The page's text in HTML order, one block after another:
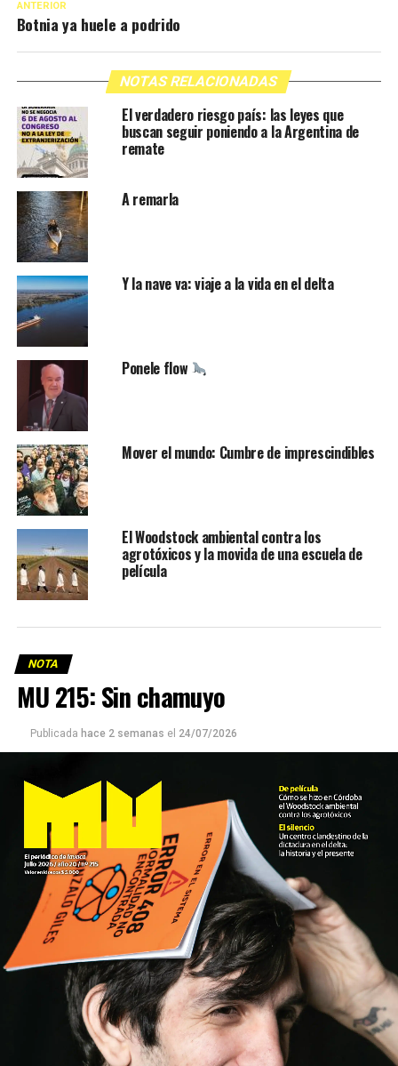
ANTERIOR
Botnia ya huele a podrido
NOTAS RELACIONADAS
El verdadero riesgo país: las leyes que
buscan seguir poniendo a la Argentina de
remate
A remarla
Y la nave va: viaje a la vida en el delta
Ponele flow
Mover el mundo: Cumbre de imprescindibles
El Woodstock ambiental contra los
agrotóxicos y la movida de una escuela de
película
NOTA
MU 215: Sin chamuyo
Publicada hace 2 semanas el 24/07/2026